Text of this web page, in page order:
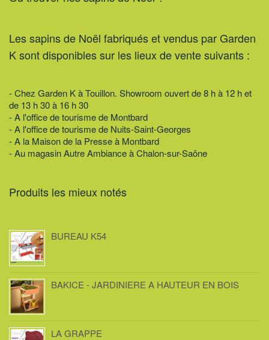
Les sapins de Noël fabriqués et vendus par Garden
K sont disponibles sur les lieux de vente suivants :
- Chez Garden K à Touillon. Showroom ouvert de 8 h à 12 h et
de 13 h 30 à 16 h 30
- A l'office de tourisme de Montbard
- A l'office de tourisme de Nuits-Saint-Georges
- A la Maison de la Presse à Montbard
- Au magasin Autre Ambiance à Chalon-sur-Saône
Produits les mieux notés
BUREAU K54
BAKICE - JARDINIERE A HAUTEUR EN BOIS
LA GRAPPE